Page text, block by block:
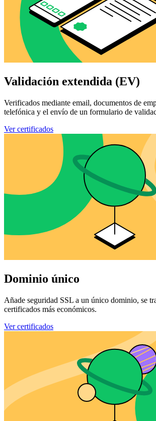
Validación extendida (EV)
Verificados mediante email, documentos de
telefónica y el envío de un formulario de
Ver certificados
Dominio único
Añade seguridad SSL a un único dominio, se
certificados más económicos.
Ver certificados